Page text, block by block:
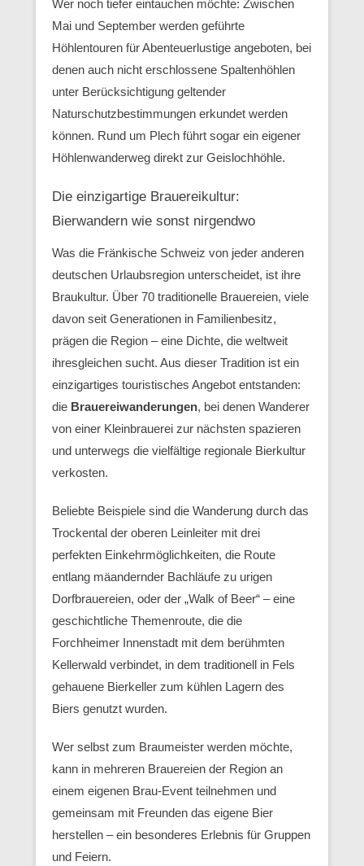
Wer noch tiefer eintauchen möchte: Zwischen
Mai und September werden geführte
Höhlentouren für Abenteuerlustige angeboten, bei
denen auch nicht erschlossene Spaltenhöhlen
unter Berücksichtigung geltender
Naturschutzbestimmungen erkundet werden
können. Rund um Plech führt sogar ein eigener
Höhlenwanderweg direkt zur Geislochhöhle.
Die einzigartige Brauereikultur:
Bierwandern wie sonst nirgendwo
Was die Fränkische Schweiz von jeder anderen
deutschen Urlaubsregion unterscheidet, ist ihre
Braukultur. Über 70 traditionelle Brauereien, viele
davon seit Generationen in Familienbesitz,
prägen die Region – eine Dichte, die weltweit
ihresgleichen sucht. Aus dieser Tradition ist ein
einzigartiges touristisches Angebot entstanden:
die Brauereiwanderungen, bei denen Wanderer
von einer Kleinbrauerei zur nächsten spazieren
und unterwegs die vielfältige regionale Bierkultur
verkosten.
Beliebte Beispiele sind die Wanderung durch das
Trockental der oberen Leinleiter mit drei
perfekten Einkehrmöglichkeiten, die Route
entlang mäandernder Bachläufe zu urigen
Dorfbrauereien, oder der „Walk of Beer“ – eine
geschichtliche Themenroute, die die
Forchheimer Innenstadt mit dem berühmten
Kellerwald verbindet, in dem traditionell in Fels
gehauene Bierkeller zum kühlen Lagern des
Biers genutzt wurden.
Wer selbst zum Braumeister werden möchte,
kann in mehreren Brauereien der Region an
einem eigenen Brau-Event teilnehmen und
gemeinsam mit Freunden das eigene Bier
herstellen – ein besonderes Erlebnis für Gruppen
und Feiern.